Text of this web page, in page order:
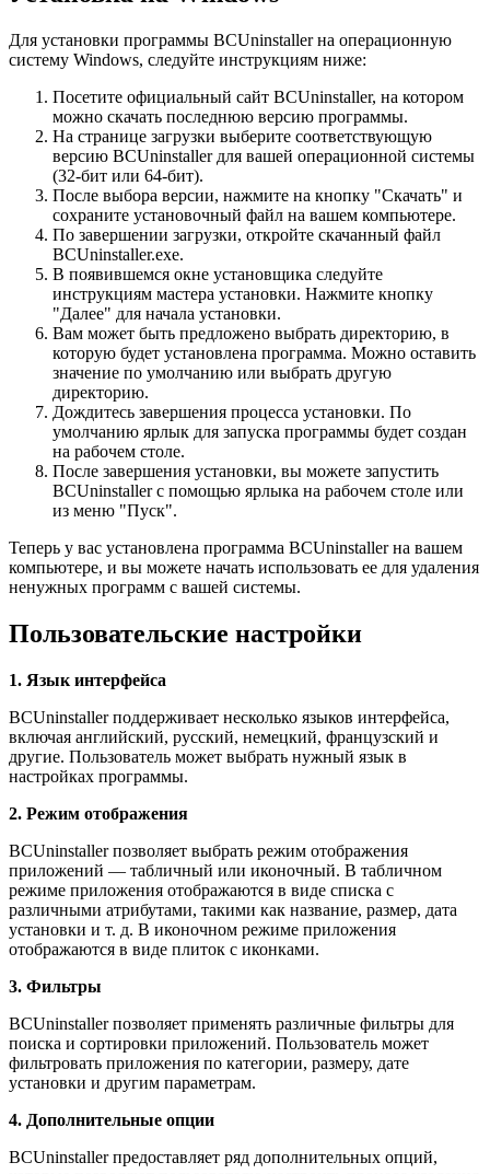
Для установки программы BCUninstaller на операционную
систему Windows, следуйте инструкциям ниже:
Посетите официальный сайт BCUninstaller, на котором
можно скачать последнюю версию программы.
На странице загрузки выберите соответствующую
версию BCUninstaller для вашей операционной системы
(32-бит или 64-бит).
После выбора версии, нажмите на кнопку "Скачать" и
сохраните установочный файл на вашем компьютере.
По завершении загрузки, откройте скачанный файл
BCUninstaller.exe.
В появившемся окне установщика следуйте
инструкциям мастера установки. Нажмите кнопку
"Далее" для начала установки.
Вам может быть предложено выбрать директорию, в
которую будет установлена программа. Можно оставить
значение по умолчанию или выбрать другую
директорию.
Дождитесь завершения процесса установки. По
умолчанию ярлык для запуска программы будет создан
на рабочем столе.
После завершения установки, вы можете запустить
BCUninstaller с помощью ярлыка на рабочем столе или
из меню "Пуск".
Теперь у вас установлена программа BCUninstaller на вашем
компьютере, и вы можете начать использовать ее для удаления
ненужных программ с вашей системы.
Пользовательские настройки
1. Язык интерфейса
BCUninstaller поддерживает несколько языков интерфейса,
включая английский, русский, немецкий, французский и
другие. Пользователь может выбрать нужный язык в
настройках программы.
2. Режим отображения
BCUninstaller позволяет выбрать режим отображения
приложений — табличный или иконочный. В табличном
режиме приложения отображаются в виде списка с
различными атрибутами, такими как название, размер, дата
установки и т. д. В иконочном режиме приложения
отображаются в виде плиток с иконками.
3. Фильтры
BCUninstaller позволяет применять различные фильтры для
поиска и сортировки приложений. Пользователь может
фильтровать приложения по категории, размеру, дате
установки и другим параметрам.
4. Дополнительные опции
BCUninstaller предоставляет ряд дополнительных опций,